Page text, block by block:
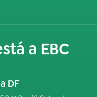
a EBC
DF